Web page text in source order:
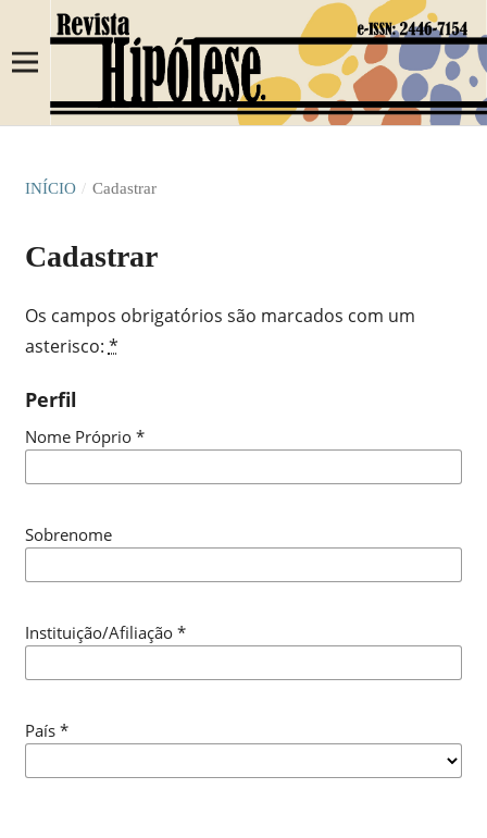
INÍCIO / Cadastrar
Cadastrar
Os campos obrigatórios são marcados com um
asterisco: *
Perfil
Nome Próprio *
Sobrenome
Instituição/Afiliação *
País *